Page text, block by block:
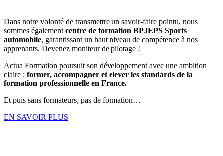
Dans notre volonté de transmettre un savoir-faire pointu, nous
sommes égalementcentre de formation BPJEPS Sports
automobile, garantissant un haut niveau de compétence à nos
apprenants. Devenez moniteur de pilotage !
Actua Formation poursuit son développement avec une ambition
claire : former, accompagner et élever les standards de la
formation professionnelle en France.
Et puis sans formateurs, pas de formation…
EN SAVOIR PLUS